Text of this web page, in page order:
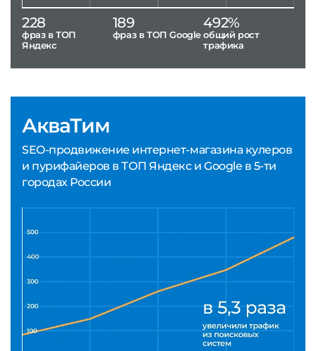
АкваТим
SEO-продвижение интернет-магазина кулеров
и пурифайеров в ТОП Яндекс и Google в 5-ти
городах России
228
фраз в ТОП
Яндекс
189
фраз в ТОП Google
492%
общий рост
трафика